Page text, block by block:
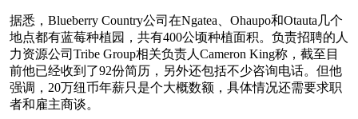
据悉，Blueberry Country公司在Ngatea、Ohaupo和Otauta几个
地点都有蓝莓种植园，共有400公顷种植面积。负责招聘的人
力资源公司Tribe Group相关负责人Cameron King称，截至目
前他已经收到了92份简历，另外还包括不少咨询电话。但他
强调，20万纽币年薪只是个大概数额，具体情况还需要求职
者和雇主商谈。